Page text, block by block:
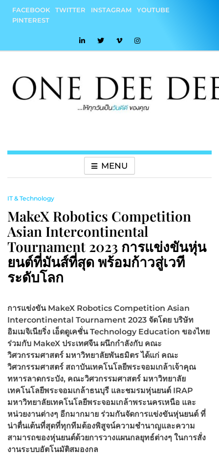
content
FACEBOOK TWITTER INSTAGRAM
YOUTUBE
PINTEREST
MENU
IT & Technology
MakeX Robotics Competition
Asian Intercontinental
Tournament 2023 การแข่งขันหุ่น
ยนต์ที่มันส์ที่สุด พร้อมก้าวสู่เวที
ระดับโลก
การแข่งขัน MakeX Robotics Competition Asian
Intercontinental Tournament 2023 จัดโดย บริษัท
อิมเมจิเนียริ่ง เอ็ดดูเคชั่น Technology Education ของไทย
ร่วมกับ MakeX ประเทศจีน ผนึกกำลังกับ คณะ
วิศวกรรมศาสตร์ มหาวิทยาลัยพันธมิตร ได้แก่ คณะ
วิศวกรรมศาสตร์ สถาบันเทคโนโลยีพระจอมเกล้าเจ้าคุณ
ทหารลาดกระบัง, คณะวิศวกรรมศาสตร์ มหาวิทยาลัย
เทคโนโลยีพระจอมเกล้าธนบุรี และชมรมหุ่นยนต์ IRAP
มหาวิทยาลัยเทคโนโลยีพระจอมเกล้าพระนครเหนือ และ
หน่วยงานต่างๆ อีกมากมาย ร่วมกันจัดการแข่งขันหุ่นยนต์ ที่
น่าตื่นเต้นที่สุดที่ทุกทีมต้องพิสูจน์ความชำนาญและความ
สามารถของหุ่นยนต์ด้วยการวางแผนกลยุทธ์ต่างๆ ในการสั่ง
งานระบบอัตโนมัติสมองกล